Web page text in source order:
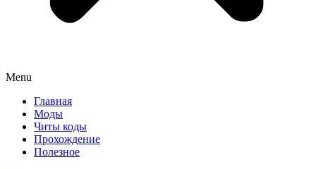
Menu
Главная
Моды
Читы коды
Прохождение
Полезное